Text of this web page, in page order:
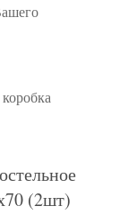
(2шт)